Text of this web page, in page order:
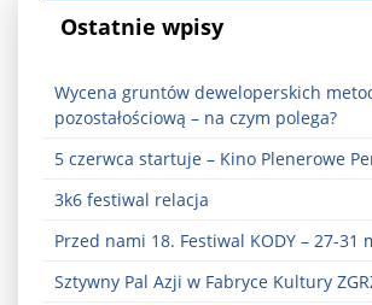
Ostatnie wpisy
Wycena gruntów deweloperskich
pozostałościową – na czym polega?
5 czerwca startuje – Kino Plenerowe
3k6 festiwal relacja
Przed nami 18. Festiwal KODY – 27-31
Sztywny Pal Azji w Fabryce Kultury